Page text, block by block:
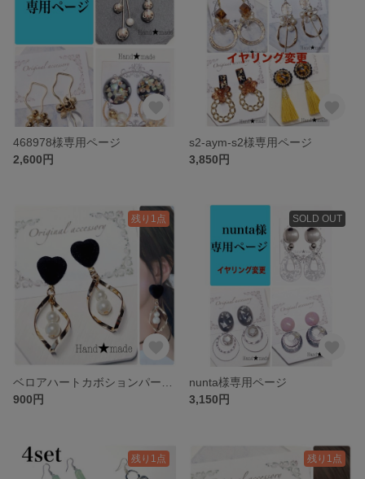
468978様専用ページ
2,600円
s2-aym-s2様専用ページ
3,850円
残り1点
900円
SOLD OUT
nunta様専用ページ
3,150円
残り1点 残り1点